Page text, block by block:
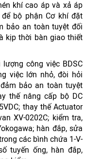
khí cao áp và xả áp
bộ phận Cơ khí đặt
bảo an toàn tuyệt đối
kịp thời bàn giao thiết
công việc BDSC
việc lớn nhỏ, đòi hỏi
bảo an toàn tuyệt
thế nâng cấp bộ DC
thay thế Actuator
XV-0202C; kiểm tra,
hàn đắp, sửa
các bình chứa 1-V-
tuyến ống, hàn đắp,